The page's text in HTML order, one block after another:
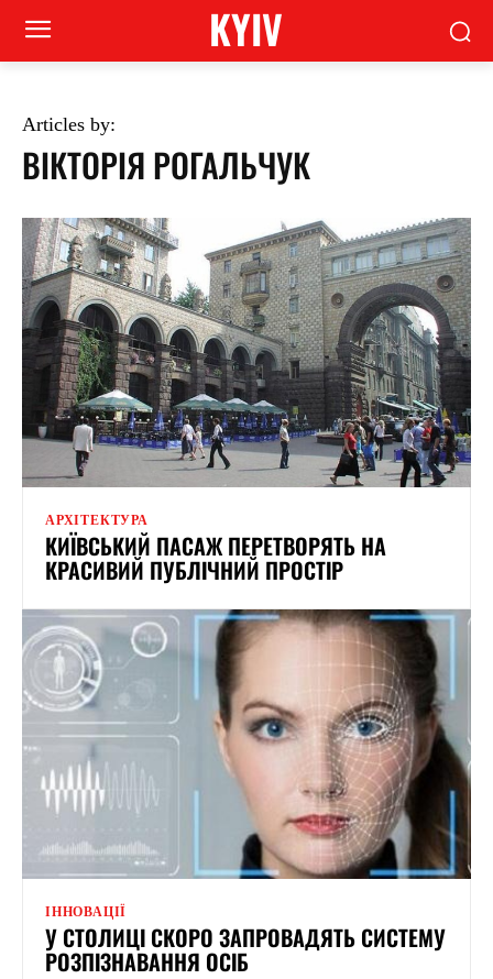
KYIV
Articles by:
ВІКТОРІЯ РОГАЛЬЧУК
АРХІТЕКТУРА
КИЇВСЬКИЙ ПАСАЖ ПЕРЕТВОРЯТЬ НА
КРАСИВИЙ ПУБЛІЧНИЙ ПРОСТІР
ІННОВАЦІЇ
У СТОЛИЦІ СКОРО ЗАПРОВАДЯТЬ СИСТЕМУ
РОЗПІЗНАВАННЯ ОСІБ